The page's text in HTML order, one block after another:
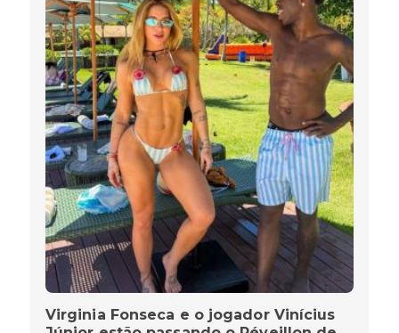
Virginia Fonseca e o jogador Vinícius